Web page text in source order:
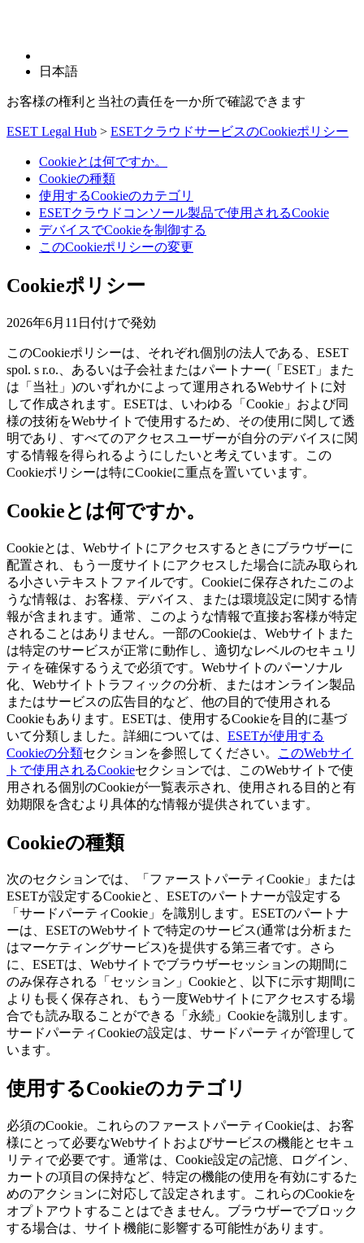
日本語
お客様の権利と当社の責任を一か所で確認できます
ESET Legal Hub > ESETクラウドサービスのCookieポリシー
Cookieとは何ですか。
Cookieの種類
使用するCookieのカテゴリ
ESETクラウドコンソール製品で使用されるCookie
デバイスでCookieを制御する
このCookieポリシーの変更
Cookieポリシー
2026年6月11日付けで発効
このCookieポリシーは、それぞれ個別の法人である、ESET
spol. s r.o.、あるいは子会社またはパートナー(「ESET」また
は「当社」)のいずれかによって運用されるWebサイトに対
して作成されます。ESETは、いわゆる「Cookie」および同
様の技術をWebサイトで使用するため、その使用に関して透
明であり、すべてのアクセスユーザーが自分のデバイスに関
する情報を得られるようにしたいと考えています。この
Cookieポリシーは特にCookieに重点を置いています。
Cookieとは何ですか。
Cookieとは、Webサイトにアクセスするときにブラウザーに
配置され、もう一度サイトにアクセスした場合に読み取られ
る小さいテキストファイルです。Cookieに保存されたこのよ
うな情報は、お客様、デバイス、または環境設定に関する情
報が含まれます。通常、このような情報で直接お客様が特定
されることはありません。一部のCookieは、Webサイトまた
は特定のサービスが正常に動作し、適切なレベルのセキュリ
ティを確保するうえで必須です。Webサイトのパーソナル
化、Webサイトトラフィックの分析、またはオンライン製品
またはサービスの広告目的など、他の目的で使用される
Cookieもあります。ESETは、使用するCookieを目的に基づ
いて分類しました。詳細については、 ESETが使用する
Cookieの分類セクションを参照してください。
このWebサイ
トで使用されるCookieセクションでは、このWebサイトで使
用される個別のCookieが一覧表示され、使用される目的と有
効期限を含むより具体的な情報が提供されています。
Cookieの種類
次のセクションでは、「ファーストパーティCookie」または
ESETが設定するCookieと、ESETのパートナーが設定する
「サードパーティCookie」を識別します。ESETのパートナ
ーは、ESETのWebサイトで特定のサービス(通常は分析また
はマーケティングサービス)を提供する第三者です。さら
に、ESETは、Webサイトでブラウザーセッションの期間に
のみ保存される「セッション」Cookieと、以下に示す期間に
よりも長く保存され、もう一度Webサイトにアクセスする場
合でも読み取ることができる「永続」Cookieを識別します。
サードパーティCookieの設定は、サードパーティが管理して
います。
使用するCookieのカテゴリ
必須のCookie。
これらのファーストパーティCookieは、お客
様にとって必要なWebサイトおよびサービスの機能とセキュ
リティで必要です。通常は、Cookie設定の記憶、ログイン、
カートの項目の保持など、特定の機能の使用を有効にするた
めのアクションに対応して設定されます。これらのCookieを
オプトアウトすることはできません。ブラウザーでブロック
する場合は、サイト機能に影響する可能性があります。